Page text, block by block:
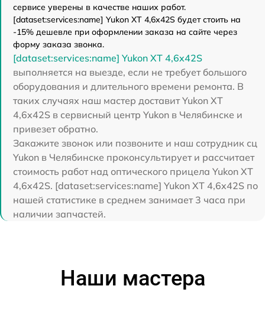
сервисе уверены в качестве наших работ.
[dataset:services:name] Yukon XT 4,6x42S будет стоить на
-15% дешевле при оформлении заказа на сайте через
форму заказа звонка.
[dataset:services:name] Yukon XT 4,6x42S
выполняется на выезде, если не требует большого
оборудования и длительного времени ремонта. В
таких случаях наш мастер доставит Yukon XT
4,6x42S в сервисный центр Yukon в Челябинске и
привезет обратно.
Закажите звонок или позвоните и наш сотрудник сц
Yukon в Челябинске проконсультирует и рассчитает
стоимость работ над оптического прицела Yukon XT
4,6x42S. [dataset:services:name] Yukon XT 4,6x42S по
нашей статистике в среднем занимает 3 часа при
наличии запчастей.
Наши мастера